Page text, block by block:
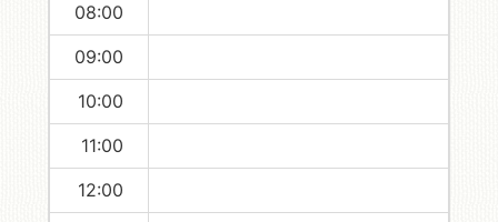
08:00
09:00
10:00
11:00
12:00